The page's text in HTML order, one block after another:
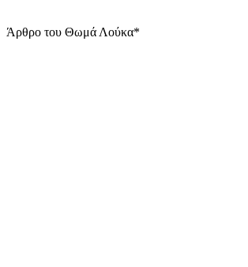
Άρθρο του Θωμά Λούκα*